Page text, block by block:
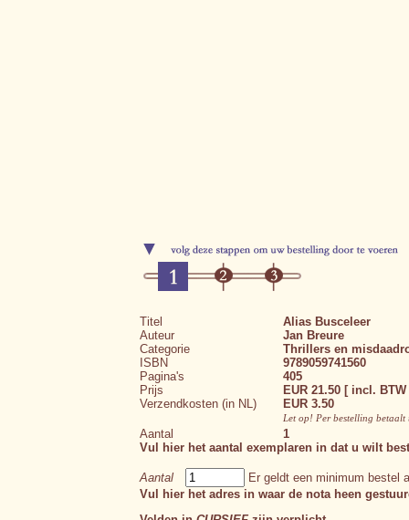
Titel
Alias Busceleer
Auteur
Jan Breure
Categorie
Thrillers en
ISBN
9789059741560
Pagina's
405
Prijs
EUR 21.50 [ incl. BTW
Verzendkosten (in NL)
EUR 3.50
Let op! Per bestelling betaalt
Aantal
1
Vul hier het aantal exemplaren in dat u wilt
Aantal
Er geldt een minimum bestel
Vul hier het adres in waar de nota heen